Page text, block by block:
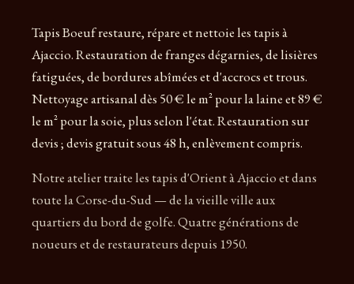
Tapis Boeuf restaure, répare et nettoie les tapis à
Ajaccio. Restauration de franges dégarnies, de lisières
fatiguées, de bordures abîmées et d'accrocs et trous.
Nettoyage artisanal dès 50 € le m² pour la laine et 89 €
le m² pour la soie, plus selon l'état. Restauration sur
devis ; devis gratuit sous 48 h, enlèvement compris.
Notre atelier traite les tapis d'Orient à Ajaccio et dans
toute la Corse-du-Sud — de la vieille ville aux
quartiers du bord de golfe. Quatre générations de
noueurs et de restaurateurs depuis 1950.